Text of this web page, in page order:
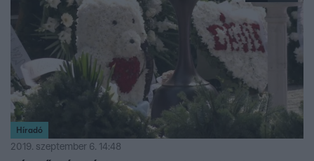
Híradó
2019. szeptember 6. 14:48